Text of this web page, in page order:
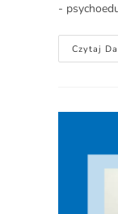
-
Czytaj